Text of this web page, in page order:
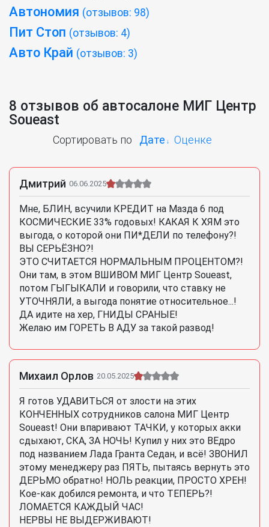
Автономия (отзывов: 98)
Пит Стоп (отзывов: 4)
Авто Край (отзывов: 3)
8 отзывов об автосалоне МИГ Центр
Soueast
Сортировать по Дате Оценке
Дмитрий 06.06.2025
Мне, БЛИН, всучили КРЕДИТ на Мазда 6 под
КОСМИЧЕСКИЕ 33% годовых! КАКАЯ К ХЯМ это
выгода, о которой они ПИ*ДЕЛИ по телефону?!
ВЫ СЕРЬЁЗНО?!
ЭТО СЧИТАЕТСЯ НОРМАЛЬНЫМ ПРОЦЕНТОМ?!
Они там, в этом ВШИВОМ МИГ Центр Soueast,
потом ГЫГЫКАЛИ и говорили, что ставку не
УТОЧНЯЛИ, а выгода понятие относительное...!
ДА идите на хер, ГНИДЫ СРАНЫЕ!
Желаю им ГОРЕТЬ В АДУ за такой развод!
Михаил Орлов 20.05.2025
Я готов УДАВИТЬСЯ от злости на этих
КОНЧЕННЫХ сотрудников салона МИГ Центр
Soueast! Они впаривают ТАЧКИ, у которых акки
сдыхают, СКА, ЗА НОЧЬ! Купил у них это ВЕдро
под названием Лада Гранта Седан, и всё! ЗВОНИЛ
этому менеджеру раз ПЯТЬ, пытаясь вернуть это
ДЕРЬМО обратно! НОЛЬ реакции, ПРОСТО ХРЕН!
Кое-как добился ремонта, и что ТЕПЕРЬ?!
ЛОМАЕТСЯ КАЖДЫЙ ЧАС!
НЕРВЫ НЕ ВЫДЕРЖИВАЮТ!